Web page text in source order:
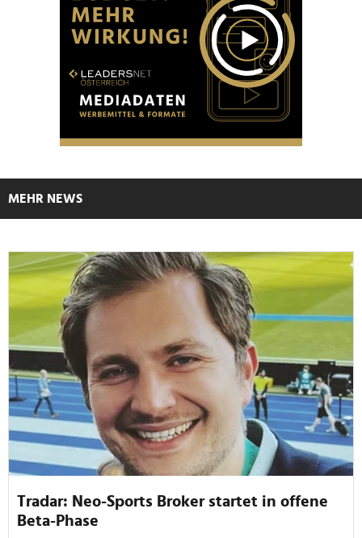
MEHR NEWS
Tradar: Neo-Sports Broker startet in offene
Beta-Phase